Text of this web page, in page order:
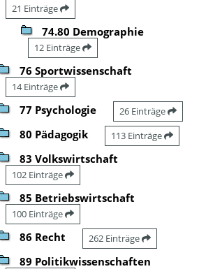
21 Einträge
74.80 Demographie
12 Einträge
76 Sportwissenschaft
14 Einträge
77 Psychologie 26 Einträge
80 Pädagogik 113 Einträge
83 Volkswirtschaft
102 Einträge
85 Betriebswirtschaft
100 Einträge
86 Recht 262 Einträge
89 Politikwissenschaften